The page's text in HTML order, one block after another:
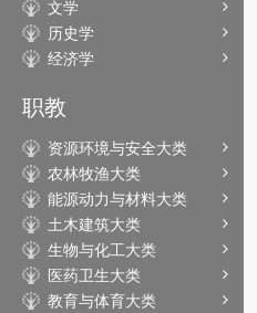
文学
历史学
经济学
职教
资源环境与安全大类
农林牧渔大类
能源动力与材料大类
土木建筑大类
生物与化工大类
医药卫生大类
教育与体育大类